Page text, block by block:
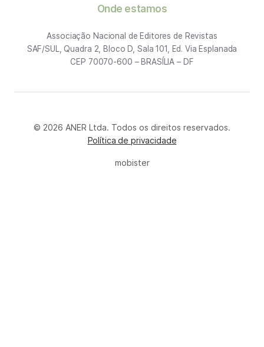
Onde estamos
Associação Nacional de Editores de Revistas
SAF/SUL, Quadra 2, Bloco D, Sala 101, Ed. Via Esplanada
CEP 70070-600 – BRASÍLIA – DF
© 2026 ANER Ltda. Todos os direitos reservados.
Política de privacidade
mobister